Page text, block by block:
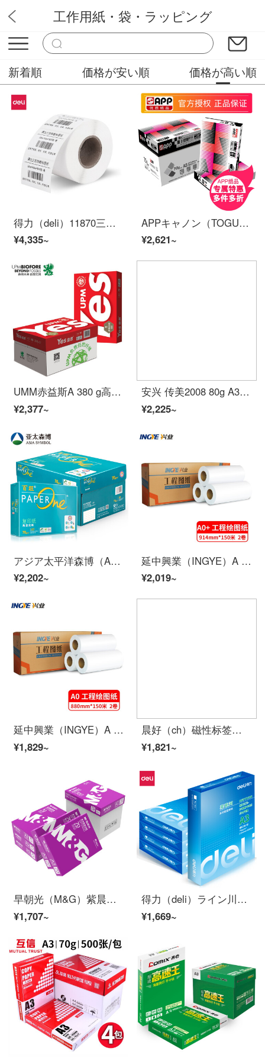
Cｈ文房
工作用紙・袋・ラッピング
新着順 価格が安い順 価格が高い順
得力（deli）11870三防熱敏ラベル印刷紙100 mm*100 mm電子面単乾燥ゴム印刷紙500枚*24巻包装
¥4,335~
APPキャノン（TOGUN）コピー用紙a 4プリント用紙70 g 80 g 500枚/5パック/箱（2500枚）A 380 g 5パック/箱
¥2,621~
UMM赤益斯A 380 g高白コピー用紙/印刷紙5パック/箱
¥2,377~
安兴 传美2008 80g A3 复印纸 500张/包 5包/箱(2500张）
¥2,225~
アジア太平洋森博（Asia Symbol）百旺70 g A 3コピー用紙高速印刷用紙PEFC認証500枚/5パック/箱（2500枚）（緑百旺）
¥2,202~
延中興業（INGYE）A 0+工程図機械設計CAD製図面コピー用紙80 g 2寸芯5巻
¥2,019~
延中興業（INGYE）A 0工程図機械設計CAD製図面コピー用紙80 g 3寸芯2巻
¥1,829~
晨好（ch）磁性标签货架标识牌超市价格标签套标签牌材料卡物料仓库 100个装
¥1,821~
早朝光（M&G）紫晨光70 g A 3多機能コピー用紙500枚/バッグ5包装（2500枚）APYVR 59 J
¥1,707~
得力（deli）ライン川70 g A 3のコピー用紙の中でハイエッドの印刷用紙500枚/5包1箱（箱2500枚）
¥1,669~